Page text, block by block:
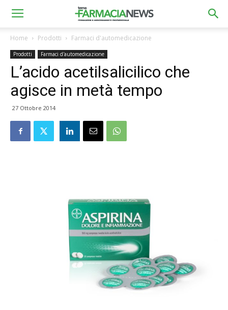
Home Prodotti Farmaci d'automedicazione
Prodotti Farmaci d'automedicazione
L’acido acetilsalicilico che
agisce in metà tempo
27 Ottobre 2014